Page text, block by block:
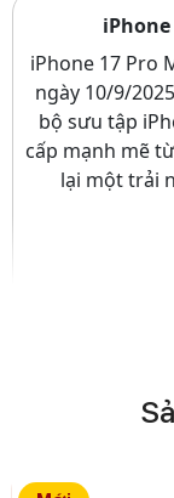
iPhone 17 Pro
ngày 10/9/
bộ sưu tập
cấp mạnh mẽ
lại một trải